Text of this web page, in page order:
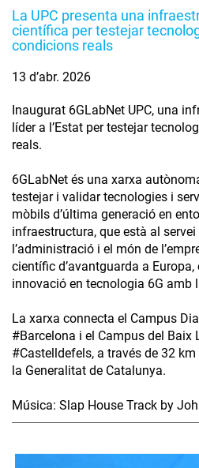
La UPC presenta una
científica per testejar
condicions reals
13 d’abr. 2026
Inaugurat 6GLabNet UPC, una
líder a l’Estat per testejar
reals.
6GLabNet és una xarxa
testejar i validar tecnologies i
mòbils d’última generació en
infraestructura, que està al
l’administració i el món de
científic d’avantguarda a
innovació en tecnologia 6G amb
La xarxa connecta el Campus
#Barcelona i el Campus del Baix
#Castelldefels, a través de 32
la Generalitat de Catalunya.
Música: Slap House Track by